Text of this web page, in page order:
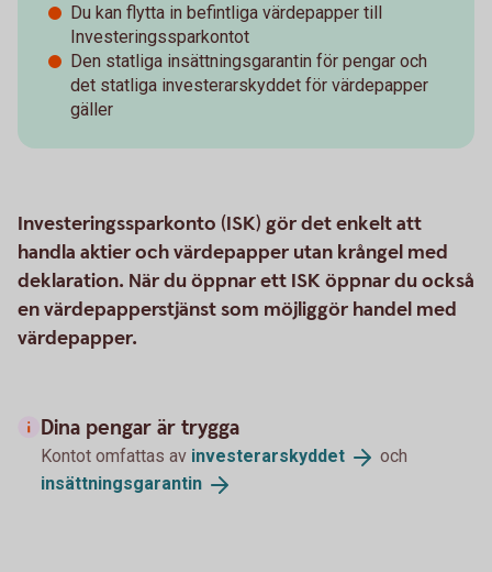
Du kan flytta in befintliga värdepapper till
Investeringssparkontot
Den statliga insättningsgarantin för pengar och
det statliga investerarskyddet för värdepapper
gäller
Investeringssparkonto (ISK) gör det enkelt att
handla aktier och värdepapper utan krångel med
deklaration. När du öppnar ett ISK öppnar du också
en värdepapperstjänst som möjliggör handel med
värdepapper.
Dina pengar är trygga
Kontot omfattas av investerarskyddet
och
insättningsgarantin